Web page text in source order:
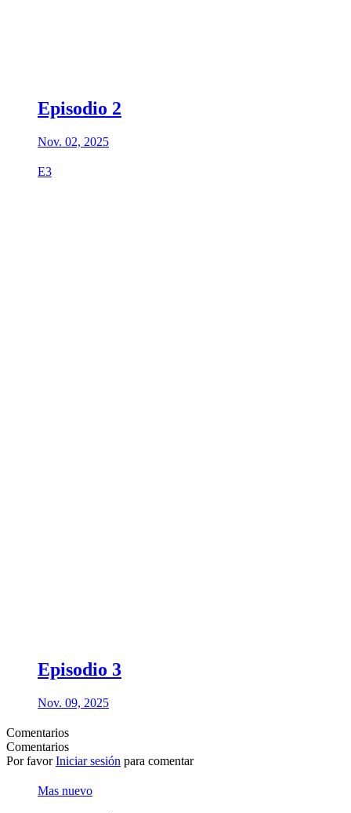
Episodio 2
Nov. 02, 2025
E3
Episodio 3
Nov. 09, 2025
Comentarios
Comentarios
Por favorIniciar sesión para comentar
Mas nuevo